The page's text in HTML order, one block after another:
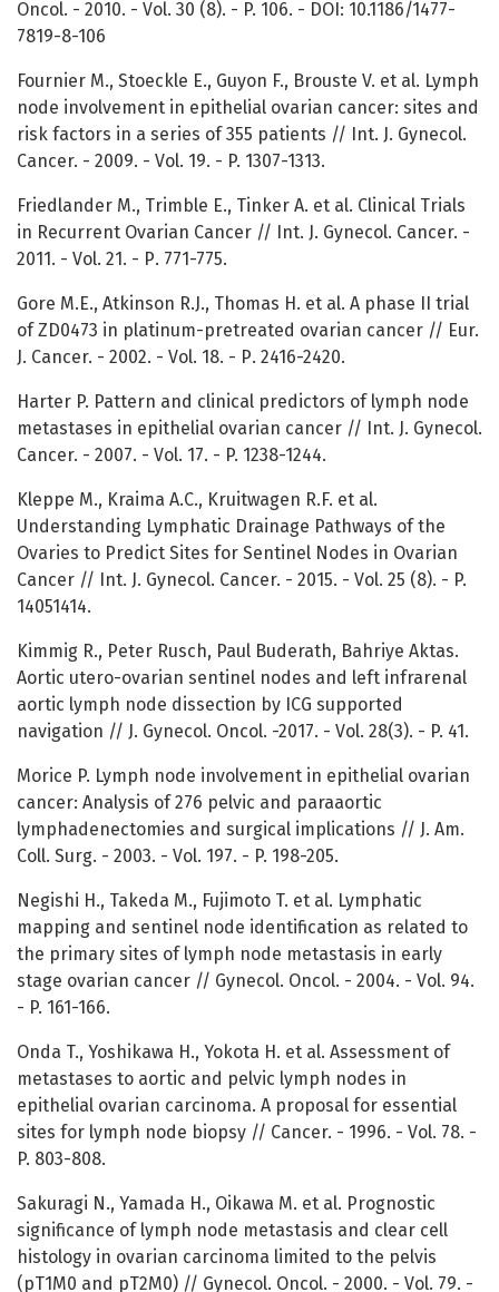
Oncol. - 2010. - Vol. 30 (8). - P. 106. - DOI: 10.1186/1477-
7819-8-106
Fournier M., Stoeckle E., Guyon F., Brouste V. et al. Lymph
node involvement in epithelial ovarian cancer: sites and
risk factors in a series of 355 patients // Int. J. Gynecol.
Cancer. - 2009. - Vol. 19. - P. 1307-1313.
Friedlander M., Trimble E., Tinker A. et al. Clinical Trials
in Recurrent Ovarian Cancer // Int. J. Gynecol. Cancer. -
2011. - Vol. 21. - Р. 771-775.
Gore M.E., Atkinson R.J., Thomas H. et al. A phase II trial
of ZD0473 in platinum-pretreated ovarian cancer // Eur.
J. Cancer. - 2002. - Vol. 18. - Р. 2416-2420.
Harter P. Pattern and clinical predictors of lymph node
metastases in epithelial ovarian cancer // Int. J. Gynecol.
Cancer. - 2007. - Vol. 17. - P. 1238-1244.
Kleppe M., Kraima A.C., Kruitwagen R.F. et al.
Understanding Lymphatic Drainage Pathways of the
Ovaries to Predict Sites for Sentinel Nodes in Ovarian
Cancer // Int. J. Gynecol. Cancer. - 2015. - Vol. 25 (8). - P.
14051414.
Kimmig R., Peter Rusch, Paul Buderath, Bahriye Aktas.
Aortic utero-ovarian sentinel nodes and left infrarenal
aortic lymph node dissection by ICG supported
navigation // J. Gynecol. Oncol. -2017. - Vol. 28(3). - P. 41.
Morice P. Lymph node involvement in epithelial ovarian
cancer: Analysis of 276 pelvic and paraaortic
lymphadenectomies and surgical implications // J. Am.
Coll. Surg. - 2003. - Vol. 197. - P. 198-205.
Negishi H., Takeda M., Fujimoto T. et al. Lymphatic
mapping and sentinel node identification as related to
the primary sites of lymph node metastasis in early
stage ovarian cancer // Gynecol. Oncol. - 2004. - Vol. 94.
- P. 161-166.
Onda T., Yoshikawa H., Yokota H. et al. Assessment of
metastases to aortic and pelvic lymph nodes in
epithelial ovarian carcinoma. A proposal for essential
sites for lymph node biopsy // Cancer. - 1996. - Vol. 78. -
P. 803-808.
Sakuragi N., Yamada H., Oikawa M. et al. Prognostic
significance of lymph node metastasis and clear cell
histology in ovarian carcinoma limited to the pelvis
(pT1M0 and pT2M0) // Gynecol. Oncol. - 2000. - Vol. 79. -